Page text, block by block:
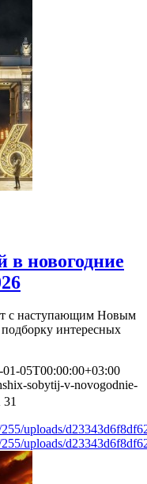
новогодние
с наступающим Новым
интересных
01-05T00:00:00+03:00
sobytij-v-novogodnie-
31
uploads/
uploads/